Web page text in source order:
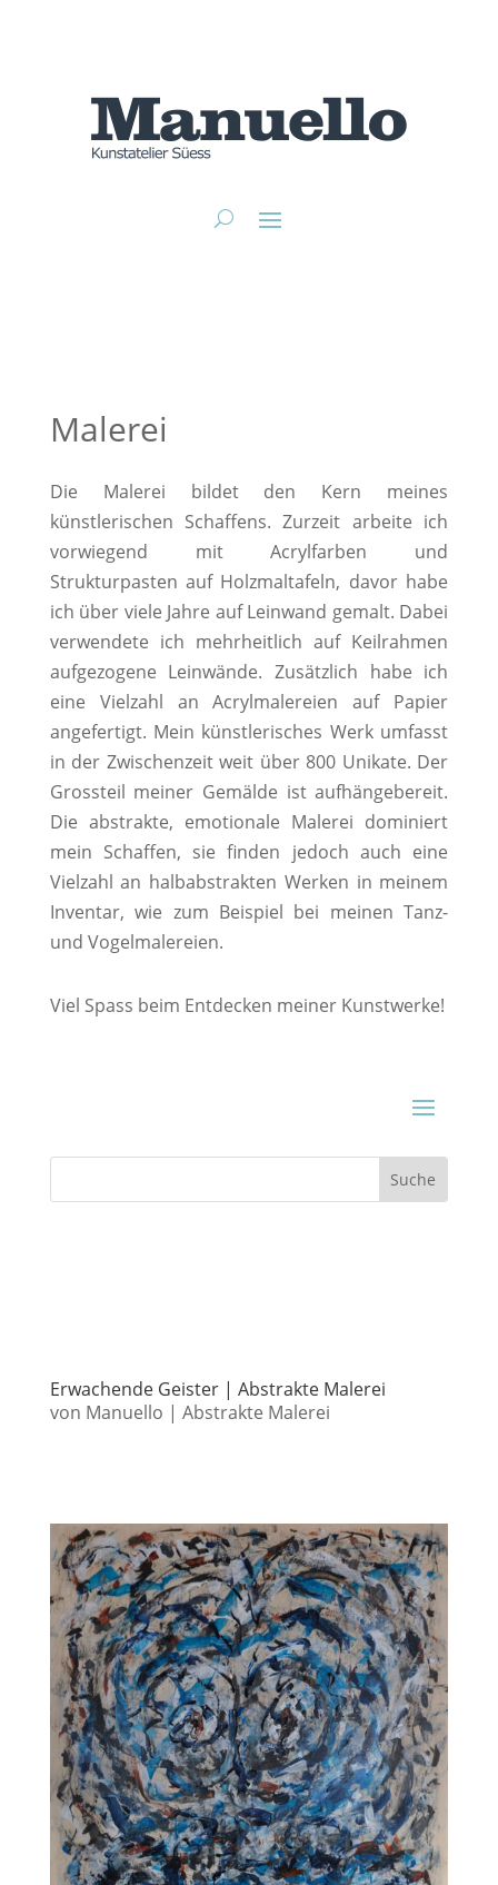
Malerei
Die Malerei bildet den Kern meines
künstlerischen Schaffens. Zurzeit arbeite ich
vorwiegend mit Acrylfarben und
Strukturpasten auf Holzmaltafeln, davor habe
ich über viele Jahre auf Leinwand gemalt. Dabei
verwendete ich mehrheitlich auf Keilrahmen
aufgezogene Leinwände. Zusätzlich habe ich
eine Vielzahl an Acrylmalereien auf Papier
angefertigt. Mein künstlerisches Werk umfasst
in der Zwischenzeit weit über 800 Unikate. Der
Grossteil meiner Gemälde ist aufhängebereit.
Die abstrakte, emotionale Malerei dominiert
mein Schaffen, sie finden jedoch auch eine
Vielzahl an halbabstrakten Werken in meinem
Inventar, wie zum Beispiel bei meinen Tanz-
und Vogelmalereien.
Viel Spass beim Entdecken meiner Kunstwerke!
Erwachende Geister | Abstrakte Malerei
von Manuello | Abstrakte Malerei